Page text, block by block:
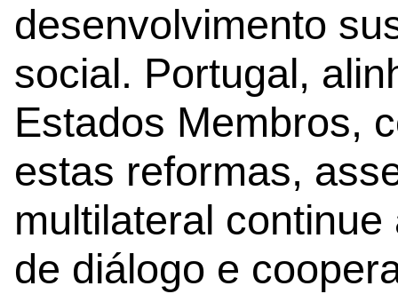
desenvolvimento
social. Portugal,
Estados Membros,
estas reformas,
multilateral
de diálogo e